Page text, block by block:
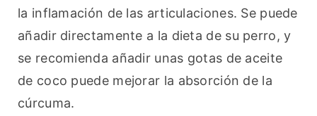
la inflamación de las articulaciones. Se puede
añadir directamente a la dieta de su perro, y
se recomienda añadir unas gotas de aceite
de coco puede mejorar la absorción de la
cúrcuma.